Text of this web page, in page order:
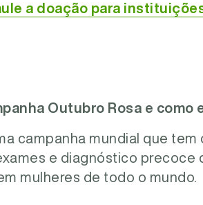
a doação para
Outubro Rosa e como
campanha mundial que
e diagnóstico
mulheres de todo o mundo.